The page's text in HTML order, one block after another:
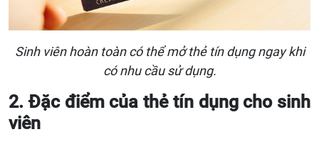
Sinh viên hoàn toàn có thể mở thẻ tín dụng ngay khi
có nhu cầu sử dụng.
2. Đặc điểm của thẻ tín dụng cho sinh
viên